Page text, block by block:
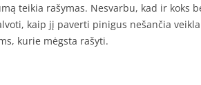
teikia rašymas. Nesvarbu, kad ir koks
kaip jį paverti pinigus nešančia
kurie mėgsta rašyti.